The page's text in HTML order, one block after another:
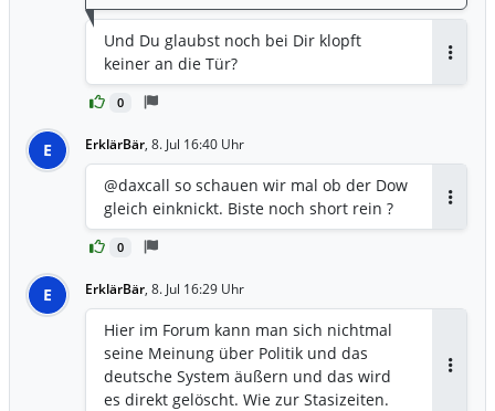
0
Und Du glaubst noch bei Dir klopft
keiner an die Tür?
E ErklärBär, 8. Jul 16:40 Uhr
0
@daxcall so schauen wir mal ob der Dow
gleich einknickt. Biste noch short rein ?
E ErklärBär, 8. Jul 16:29 Uhr
Hier im Forum kann man sich nichtmal
seine Meinung über Politik und das
deutsche System äußern und das wird
es direkt gelöscht. Wie zur Stasizeiten.